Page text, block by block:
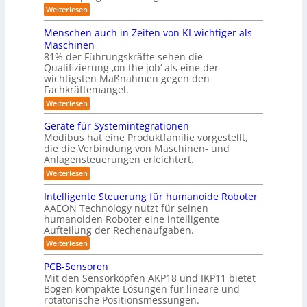
s
l
ö
s
u
n
g
e
n
s
y
s
t
e
m
f
ü
r
R
o
b
o
t
i
k
u
n
d
L
o
g
i
ü
r
I
n
d
u
s
t
r
i
e
r
b
o
t
e
r
i
c
h
v
o
n
m
i
l
i
t
ä
r
i
s
c
h
e
r
B
o
d
e
n
r
o
o
t
i
k
a
t
i
o
n
e
n
-
S
c
h
w
i
ß
c
o
b
o
t
Weiterlesen:
P
ä
s
e
n
t
a
t
i
o
n
v
o
n
E
n
c
y
3
.
0
Menschen auch in Zeiten von KI wichtiger als
Maschinen
81% der Führungskräfte sehen die
Qualifizierung ‚on the job‘ als eine der
wichtigsten Maßnahmen gegen den
Fachkräftemangel.
Weiterlesen:
M
n
s
c
h
e
n
a
u
c
h
i
n
Z
e
i
t
e
n
v
Geräte für Systemintegrationen
Modibus hat eine Produktfamilie vorgestellt,
die die Verbindung von Maschinen- und
Anlagensteuerungen erleichtert.
Weiterlesen:
G
e
r
ä
t
e
f
ü
S
y
s
t
Intelligente Steuerung für humanoide Roboter
AAEON Technology nutzt für seinen
humanoiden Roboter eine intelligente
Aufteilung der Rechenaufgaben.
Weiterlesen:
I
t
e
l
PCB-Sensoren
Mit den Sensorköpfen AKP18 und IKP11 bietet
Bogen kompakte Lösungen für lineare und
rotatorische Positionsmessungen.